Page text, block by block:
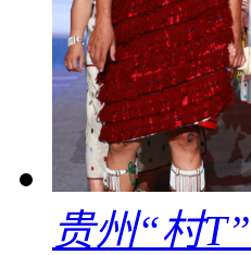
贵州“村